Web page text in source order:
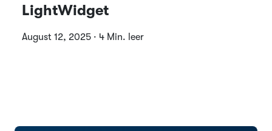
LightWidget
August 12, 2025 · 4 Min. leer